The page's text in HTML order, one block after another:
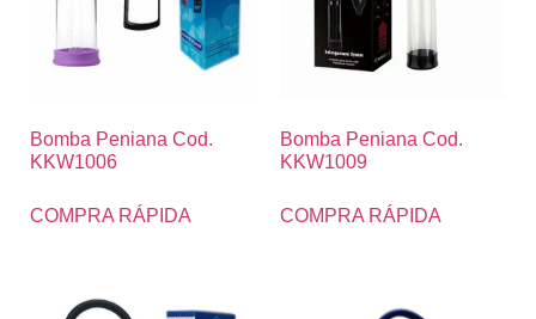
Bomba Peniana Cod.
KKW1006
COMPRA RÁPIDA
Bomba Peniana Cod.
KKW1009
COMPRA RÁPIDA